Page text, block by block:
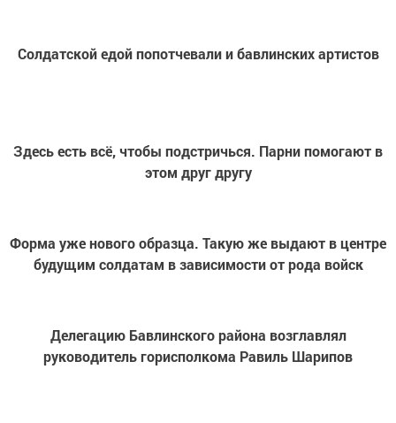
Солдатской едой попотчевали и бавлинских артистов
Здесь есть всё, чтобы подстричься. Парни помогают в
этом друг другу
Форма уже нового образца. Такую же выдают в центре
будущим солдатам в зависимости от рода войск
Делегацию Бавлинского района возглавлял
руководитель горисполкома Равиль Шарипов